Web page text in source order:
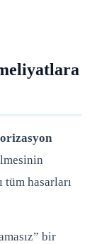
tüm hasarları
bir